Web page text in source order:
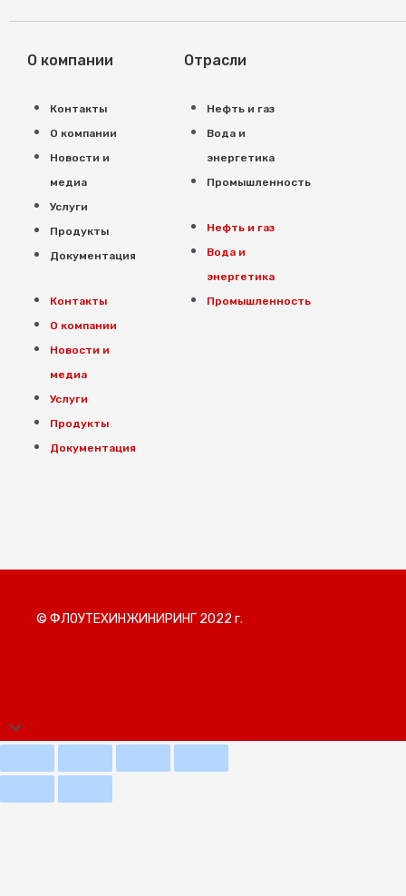
О компании
Контакты
О компании
Новости и
медиа
Услуги
Продукты
Документация
Контакты
О компании
Новости и
медиа
Услуги
Продукты
Документация
Отрасли
Нефть и газ
Вода и
энергетика
Промышленность
Нефть и газ
Вода и
энергетика
Промышленность
© ФЛОУТЕХИНЖИНИРИНГ 2022 г.